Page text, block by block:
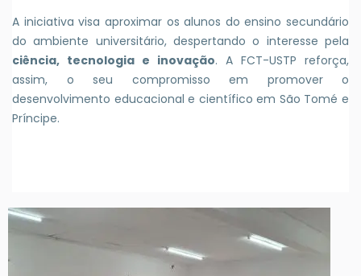
A iniciativa visa aproximar os alunos do ensino secundário
do ambiente universitário, despertando o interesse pela
ciência, tecnologia e inovação. A FCT-USTP reforça,
assim, o seu compromisso em promover o
desenvolvimento educacional e científico em São Tomé e
Príncipe.